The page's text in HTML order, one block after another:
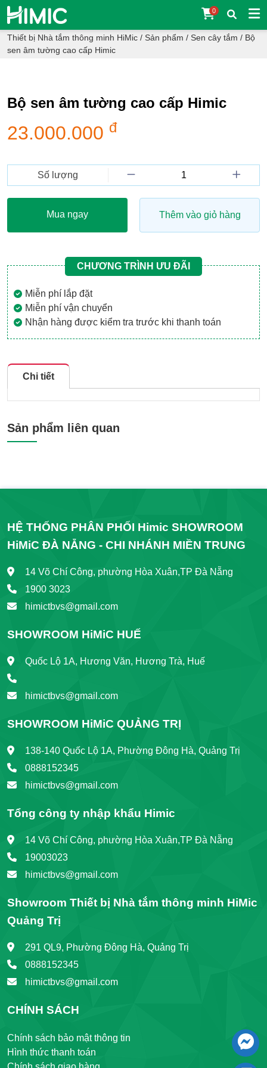
0
Thiết bị Nhà tắm thông minh HiMic / Sản phẩm / Sen cây tắm / Bộ
sen âm tường cao cấp Himic
Bộ sen âm tường cao cấp Himic
23.000.000 đ
Số lượng
Mua ngay Thêm vào giỏ hàng
CHƯƠNG TRÌNH ƯU ĐÃI
Miễn phí lắp đặt
Miễn phí vận chuyển
Nhận hàng được kiểm tra trước khi thanh toán
Chi tiết
Sản phẩm liên quan
HỆ THỐNG PHÂN PHỐI Himic SHOWROOM
HiMiC ĐÀ NẴNG - CHI NHÁNH MIỀN TRUNG
14 Võ Chí Công, phường Hòa Xuân,TP Đà Nẵng
1900 3023
himictbvs@gmail.com
SHOWROOM HiMiC HUẾ
Quốc Lộ 1A, Hương Văn, Hương Trà, Huế
himictbvs@gmail.com
SHOWROOM HiMiC QUẢNG TRỊ
138-140 Quốc Lộ 1A, Phường Đông Hà, Quảng Trị
0888152345
himictbvs@gmail.com
Tổng công ty nhập khẩu Himic
14 Võ Chí Công, phường Hòa Xuân,TP Đà Nẵng
19003023
himictbvs@gmail.com
Showroom Thiết bị Nhà tắm thông minh HiMic
Quảng Trị
291 QL9, Phường Đông Hà, Quảng Trị
0888152345
himictbvs@gmail.com
CHÍNH SÁCH
Chính sách bảo mật thông tin
Hình thức thanh toán